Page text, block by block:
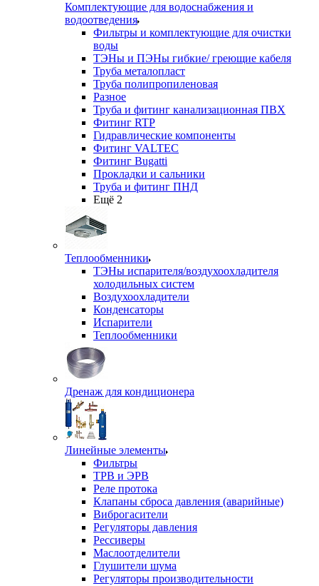
Комплектующие для водоснабжения и
водоотведения
Фильтры и комплектующие для очистки
воды
ТЭНы и ПЭНы гибкие/ греющие кабеля
Труба металопласт
Труба полипропиленовая
Разное
Труба и фитинг канализационная ПВХ
Фитинг RTP
Гидравлические компоненты
Фитинг VALTEC
Фитинг Bugatti
Прокладки и сальники
Труба и фитинг ПНД
Ещё 2
Теплообменники
ТЭНы испарителя/воздухоохладителя
холодильных систем
Воздухоохладители
Конденсаторы
Испарители
Теплообменники
Дренаж для кондиционера
Линейные элементы
Фильтры
ТРВ и ЭРВ
Реле протока
Клапаны сброса давления (аварийные)
Виброгасители
Регуляторы давления
Рессиверы
Маслоотделители
Глушители шума
Регуляторы производительности